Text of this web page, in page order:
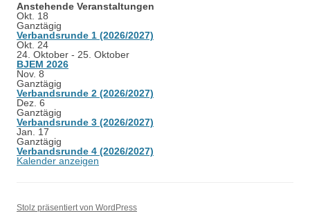
Anstehende Veranstaltungen
Okt. 18
Ganztägig
Verbandsrunde 1 (2026/2027)
Okt. 24
24. Oktober - 25. Oktober
BJEM 2026
Nov. 8
Ganztägig
Verbandsrunde 2 (2026/2027)
Dez. 6
Ganztägig
Verbandsrunde 3 (2026/2027)
Jan. 17
Ganztägig
Verbandsrunde 4 (2026/2027)
Kalender anzeigen
Stolz präsentiert von WordPress